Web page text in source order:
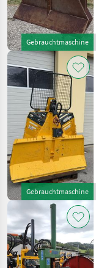
Gebrauchtmaschine
Gebrauchtmaschine